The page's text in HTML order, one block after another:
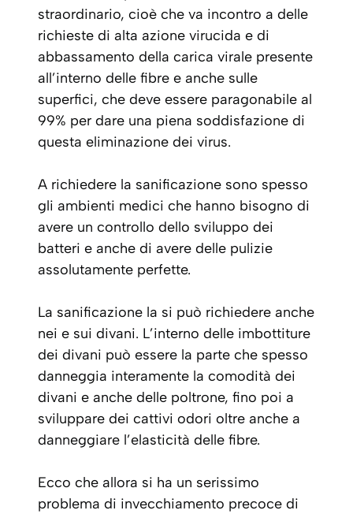
straordinario, cioè che va incontro a delle
richieste di alta azione virucida e di
abbassamento della carica virale presente
all’interno delle fibre e anche sulle
superfici, che deve essere paragonabile al
99% per dare una piena soddisfazione di
questa eliminazione dei virus.
A richiedere la sanificazione sono spesso
gli ambienti medici che hanno bisogno di
avere un controllo dello sviluppo dei
batteri e anche di avere delle pulizie
assolutamente perfette.
La sanificazione la si può richiedere anche
nei e sui divani. L’interno delle imbottiture
dei divani può essere la parte che spesso
danneggia interamente la comodità dei
divani e anche delle poltrone, fino poi a
sviluppare dei cattivi odori oltre anche a
danneggiare l’elasticità delle fibre.
Ecco che allora si ha un serissimo
problema di invecchiamento precoce di